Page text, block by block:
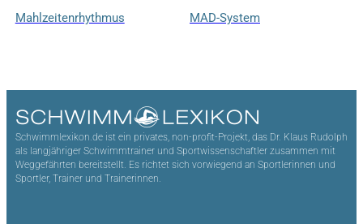
Mahlzeitenrhythmus MAD-System
Schwimmlexikon.de ist ein privates, non-profit-Projekt, das Dr. Klaus Rudolph
als langjähriger Schwimmtrainer und Sportwissenschaftler zusammen mit
Weggefährten bereitstellt. Es richtet sich vorwiegend an Sportlerinnen und
Sportler, Trainer und Trainerinnen.